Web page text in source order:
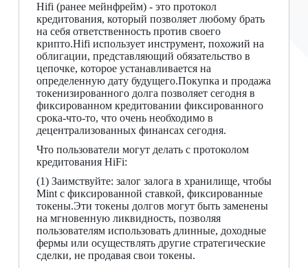
Hifi (ранее мейнфрейм) - это протокол
кредитования, который позволяет любому брать
на себя ответственность против своего
крипто.Hifi использует инструмент, похожий на
облигации, представляющий обязательство в
цепочке, которое устанавливается на
определенную дату будущего.Покупка и продажа
токенизированного долга позволяет сегодня в
фиксированном кредитовании фиксированного
срока-что-то, что очень необходимо в
децентрализованных финансах сегодня.
Что пользователи могут делать с протоколом
кредитования HiFi:
(1) Заимствуйте: залог залога в хранилище, чтобы
Mint с фиксированной ставкой, фиксированные
токены.Эти токены долгов могут быть заменены
на мгновенную ликвидность, позволяя
пользователям использовать длинные, доходные
фермы или осуществлять другие стратегические
сделки, не продавая свои токены.